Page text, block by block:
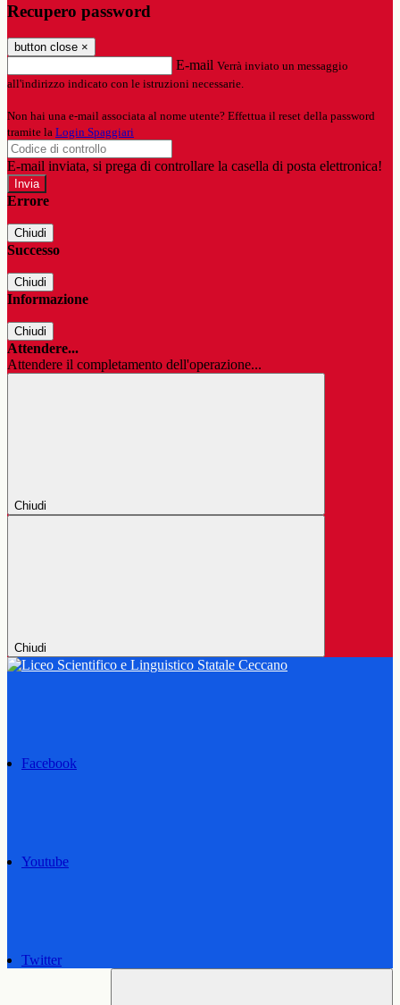
Recupero password
button close ×
E-mail Verrà inviato un messaggio
all'indirizzo indicato con le istruzioni necessarie.
Non hai una e-mail associata al nome utente? Effettua il reset della password
tramite la Login Spaggiari
E-mail inviata, si prega di controllare la casella di posta elettronica!
Errore
Chiudi
Successo
Chiudi
Informazione
Chiudi
Attendere...
Attendere il completamento dell'operazione...
Chiudi
Chiudi
Facebook
Youtube
Twitter